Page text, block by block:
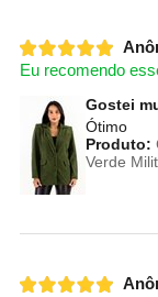
Eu recomendo
Gostei
Ótimo
Produto:
Verde